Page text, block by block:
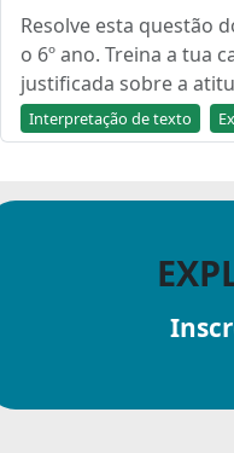
Resolve esta questão
o 6º ano. Treina a tua
justificada sobre a
Interpretação de texto